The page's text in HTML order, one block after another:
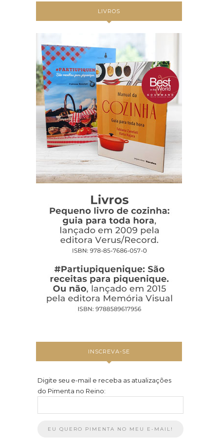
LIVROS
INSCREVA-SE
Digite seu e-mail e receba as atualizações
do Pimenta no Reino: